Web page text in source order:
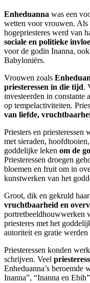
Enheduanna was een
wetten voor vrouwen. Als
hogepriesteres werd van
sociale en politieke
voor de godin Inanna,
Babyloniërs.
Vrouwen zoals
priesteressen in die tijd.
investeerden in
op tempelactiviteiten.
van liefde,
Priesters en priesteressen
met sieraden,
goddelijke leken om de
Priesteressen droegen
bloemen en fruit om in
kunstwerken van het
Groot, dik en gekruld
vruchtbaarheid en
portretbeeldhouwwerken
priesteres met het
autoriteit en gratie werden
Priesteressen konden
schrijven. Veel
Enheduanna’s
Inanna”, “Inanna en